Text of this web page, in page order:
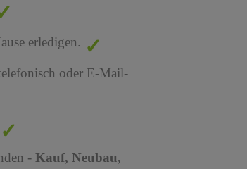
erledigen.
oder E-Mail-
- Kauf, Neubau,